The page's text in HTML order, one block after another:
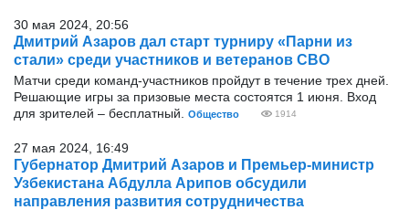
30 мая 2024, 20:56
Дмитрий Азаров дал старт турниру «Парни из
стали» среди участников и ветеранов СВО
Матчи среди команд-участников пройдут в течение трех дней.
Решающие игры за призовые места состоятся 1 июня. Вход
для зрителей – бесплатный.
Общество 1914
27 мая 2024, 16:49
Губернатор Дмитрий Азаров и Премьер-министр
Узбекистана Абдулла Арипов обсудили
направления развития сотрудничества